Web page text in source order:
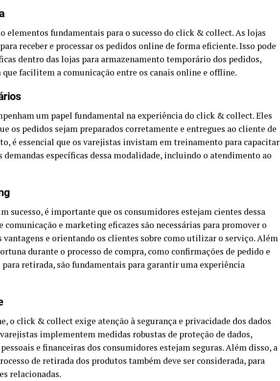
elementos fundamentais para o sucesso do click & collect. As lojas
receber e processar os pedidos online de forma eficiente. Isso pode
dentro das lojas para armazenamento temporário dos pedidos,
facilitem a comunicação entre os canais online e offline.
um papel fundamental na experiência do click & collect. Eles
os pedidos sejam preparados corretamente e entregues ao cliente de
é essencial que os varejistas invistam em treinamento para capacitar
demandas específicas dessa modalidade, incluindo o atendimento ao
sucesso, é importante que os consumidores estejam cientes dessa
comunicação e marketing eficazes são necessárias para promover o
vantagens e orientando os clientes sobre como utilizar o serviço. Além
durante o processo de compra, como confirmações de pedido e
retirada, são fundamentais para garantir uma experiência
o click & collect exige atenção à segurança e privacidade dos dados
implementem medidas robustas de proteção de dados,
e financeiras dos consumidores estejam seguras. Além disso, a
de retirada dos produtos também deve ser considerada, para
relacionadas.